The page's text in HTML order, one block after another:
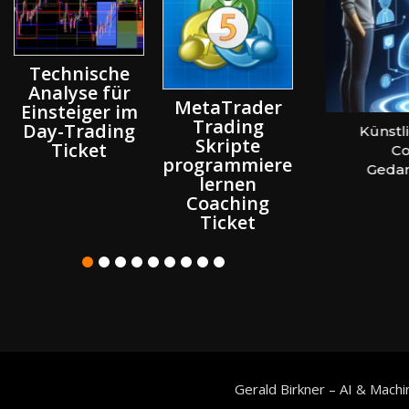
Technische
Analyse für
Einsteiger im
Day-Trading
Ticket
MetaTrader
Trading
Skripte
programmieren
lernen
Coaching
Ticket
Ethical
Ticket
Website erstellen – Coaching &
Beratung Wien
Gerald Birkner – AI &